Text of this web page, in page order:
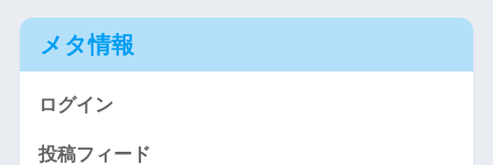
メタ情報
ログイン
投稿フィード